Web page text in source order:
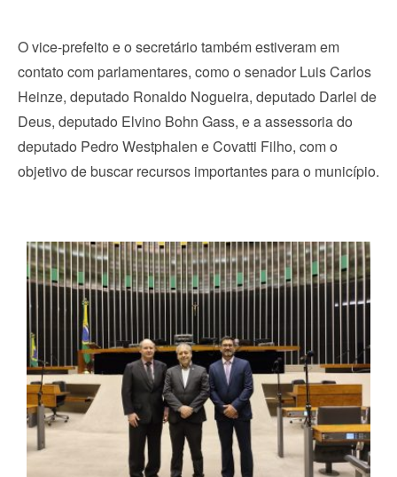
O vice-prefeito e o secretário também estiveram em
contato com parlamentares, como o senador Luis Carlos
Heinze, deputado Ronaldo Nogueira, deputado Darlei de
Deus, deputado Elvino Bohn Gass, e a assessoria do
deputado Pedro Westphalen e Covatti Filho, com o
objetivo de buscar recursos importantes para o município.